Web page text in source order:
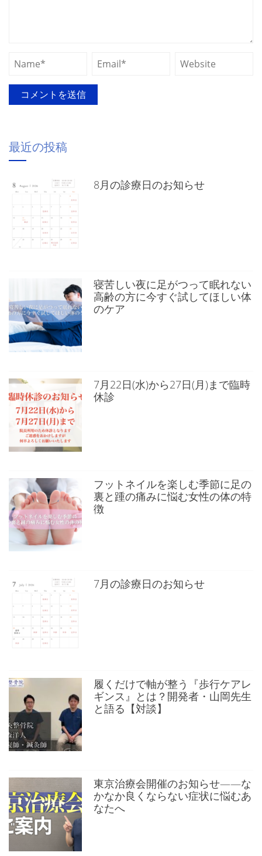
最近の投稿
8月の診療日のお知らせ
寝苦しい夜に足がつって眠れない
高齢の方に今すぐ試してほしい体
のケア
7月22日(水)から27日(月)まで臨時
休診
フットネイルを楽しむ季節に足の
裏と踵の痛みに悩む女性の体の特
徴
7月の診療日のお知らせ
履くだけで軸が整う『歩行ケアレ
ギンス』とは？開発者・山岡先生
と語る【対談】
東京治療会開催のお知らせ——な
かなか良くならない症状に悩むあ
なたへ